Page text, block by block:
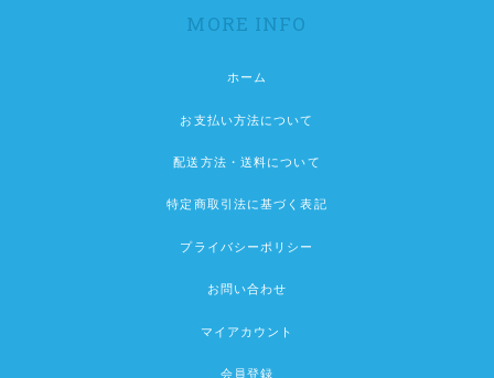
MORE INFO
ホーム
お支払い方法について
配送方法・送料について
特定商取引法に基づく表記
プライバシーポリシー
お問い合わせ
マイアカウント
会員登録